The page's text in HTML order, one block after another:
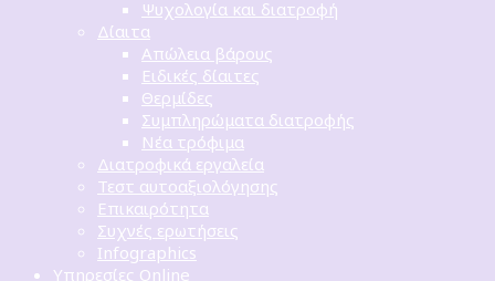
Ψυχολογία και διατροφή
Δίαιτα
Απώλεια βάρους
Ειδικές δίαιτες
Θερμίδες
Συμπληρώματα διατροφής
Νέα τρόφιμα
Διατροφικά εργαλεία
Τεστ αυτοαξιολόγησης
Επικαιρότητα
Συχνές ερωτήσεις
Infographics
Υπηρεσίες Online